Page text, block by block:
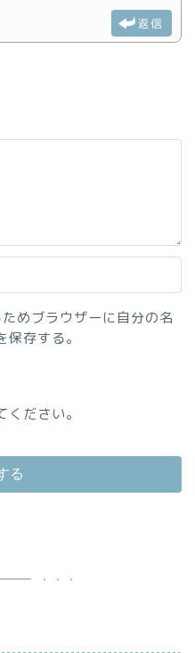
返信
めブラウザーに自分の名
存する。
ださい。